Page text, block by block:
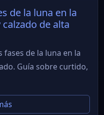
de la luna en la
de alta
de la luna en la
Guía sobre curtido,